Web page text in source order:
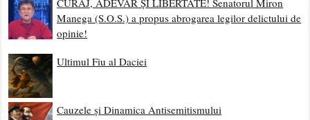
CURAJ, ADEVĂR ȘI LIBERTATE! Senatorul Miron
Manega (S.O.S.) a propus abrogarea legilor delictului de
opinie!
Ultimul Fiu al Daciei
Cauzele și Dinamica Antisemitismului